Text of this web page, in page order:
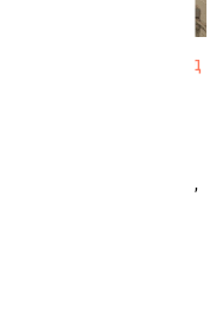
Фото: Леонид
неопытен, быстр,
Белого – это
сил
в «ДК